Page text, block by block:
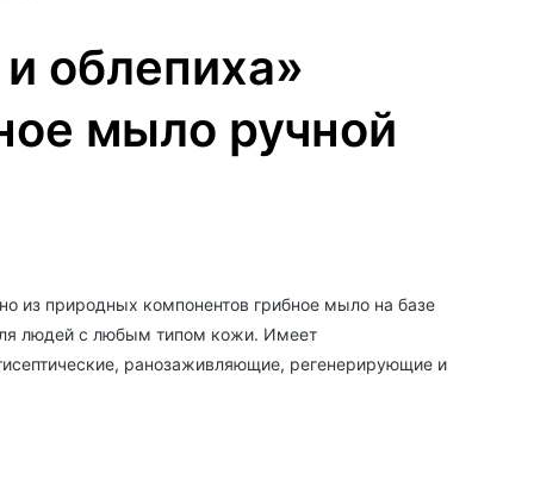
облепиха»
мыло ручной
из природных компонентов грибное мыло на базе
людей с любым типом кожи. Имеет
ранозаживляющие, регенерирующие и